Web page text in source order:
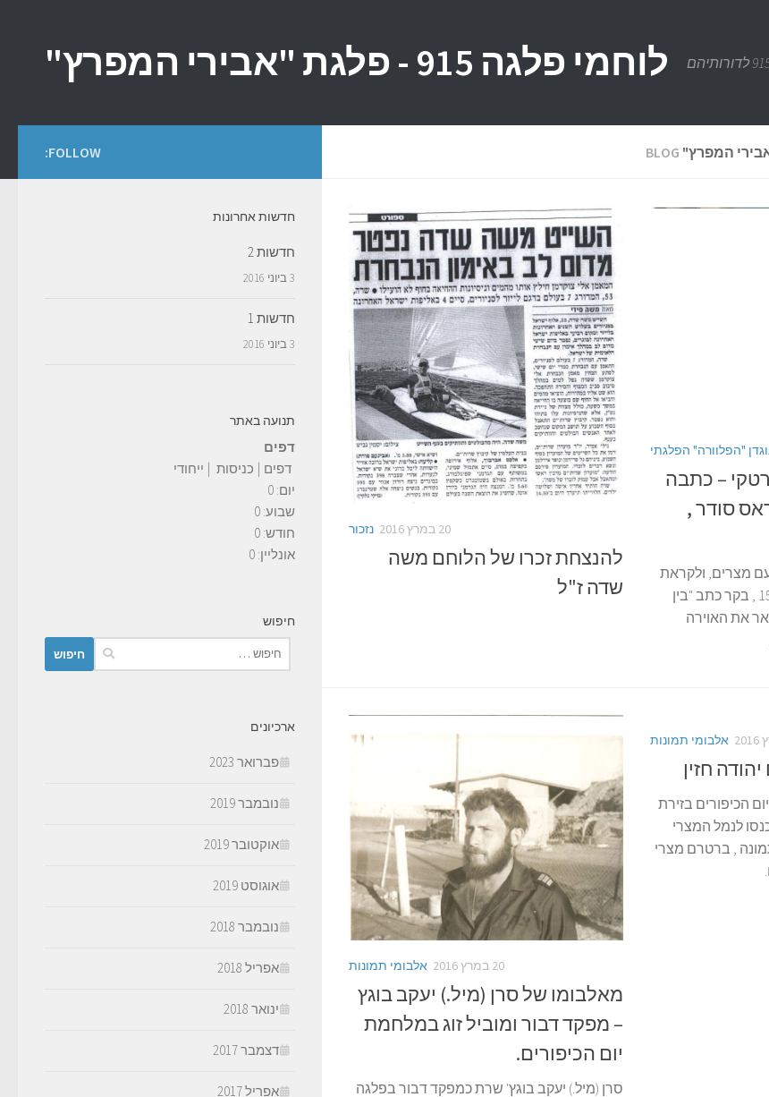
לוחמי פלגה 915 - פלגת "אבירי המפרץ"
BLOG
נזכור 20 במרץ 2016
להנצחת זכרו של הלוחם משה
שדה ז"ל
"הפלוורה" הפלגתי
– כתבה
דבור 866 בראס סודר ,
מצרים, ולקראת
פינוי ראס סודר ב 15.11.1975 , בקר כתב "בין
וניסה לתאר את האוירה
אלבומי תמונות 20 במרץ 2016
מאלבומו של סרן (מיל.) יעקב בוגץ
– מפקד דבור ומוביל זוג במלחמת
יום הכיפורים.
סרן (מיל.) יעקב בוגץ' שרת כמפקד דבור בפלגה
אלבומי תמונות
חזין
הכיפורים בזירת
לנמל המצרי
, ברטרם מצרי
FOLLOW:
חדשות אחרונות
חדשות 2
3 ביוני 2016
חדשות 1
3 ביוני 2016
תנועה באתר
דפים
דפים | כניסות | ייחודי
יום: 0
שבוע: 0
חודש: 0
אונליין: 0
חיפוש
חיפוש:
ארכיונים
פברואר 2023
נובמבר 2019
אוקטובר 2019
אוגוסט 2019
נובמבר 2018
אפריל 2018
ינואר 2018
דצמבר 2017
אפריל 2017